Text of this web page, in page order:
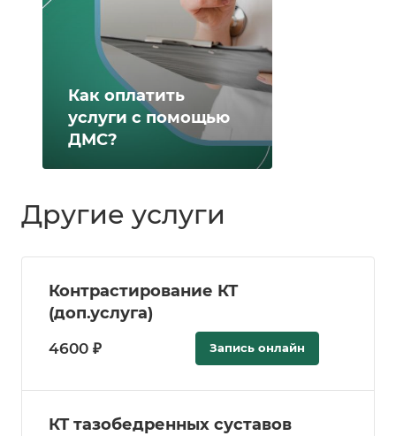
Как оплатить
услуги с помощью
ДМС?
Другие услуги
Контрастирование КТ
(доп.услуга)
4600 ₽ Запись онлайн
КТ тазобедренных суставов